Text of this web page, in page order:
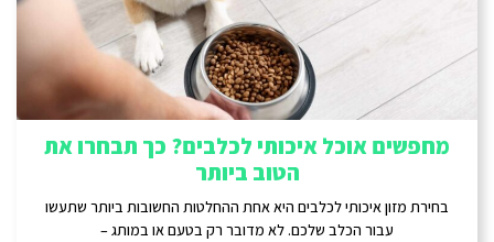
מחפשים אוכל איכותי לכלבים? כך תבחרו את
הטוב ביותר
בחירת מזון איכותי לכלבים היא אחת ההחלטות החשובות ביותר שתעשו
עבור הכלב שלכם. לא מדובר רק בטעם או במותג –